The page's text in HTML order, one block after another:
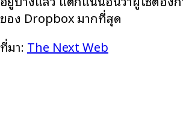
ของ Dropbox มากที่สุด
ที่มา: The Next Web